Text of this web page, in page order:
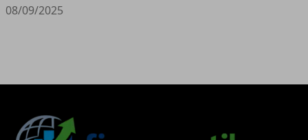
08/09/2025